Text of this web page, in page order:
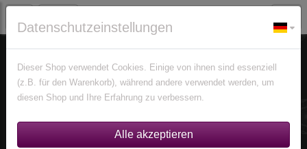
Edelsteine Amethyste
Datenschutzeinstellungen
Dieser Shop verwendet Cookies. Einige von ihnen sind essenziell
(z.B. für den Warenkorb), während andere verwendet werden, um
diesen Shop und Ihre Erfahrung zu verbessern.